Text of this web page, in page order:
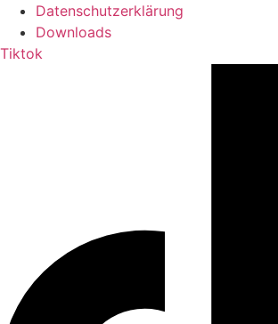
Datenschutzerklärung
Downloads
Tiktok